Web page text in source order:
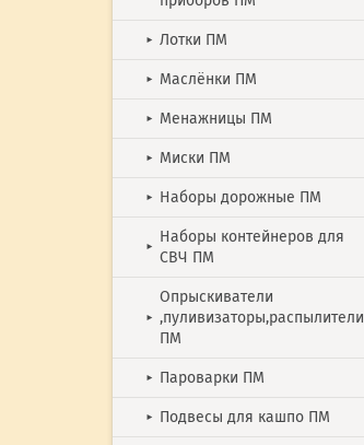
► Лотки ПМ
► Маслёнки ПМ
► Менажницы ПМ
► Миски ПМ
► Наборы дорожные ПМ
►
Наборы контейнеров для
СВЧ ПМ
►
Опрыскиватели
,пуливизаторы,распылители
ПМ
► Пароварки ПМ
► Подвесы для кашпо ПМ